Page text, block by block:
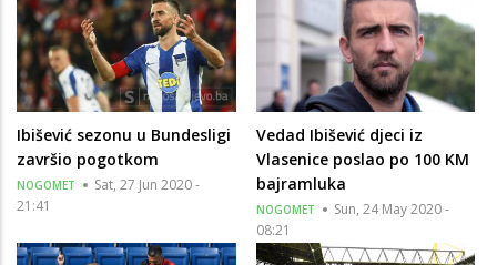
Ibišević sezonu u Bundesligi
završio pogotkom
NOGOMET
Sat, 27 Jun 2020 -
21:41
Vedad Ibišević djeci iz
Vlasenice poslao po 100 KM
bajramluka
NOGOMET
Sun, 24 May 2020 -
08:21